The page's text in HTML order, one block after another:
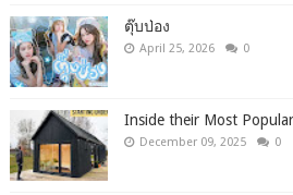
ตุ๊บป่อง
April 25, 2026 0
Inside their Most
December 09, 2025 0